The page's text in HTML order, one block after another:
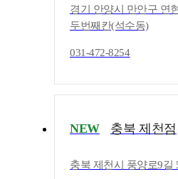
경기 안양시 만안구 연
두번째칸(석수동)
031-472-8254
NEW 충북 제천점
충북 제천시 풍양로9길